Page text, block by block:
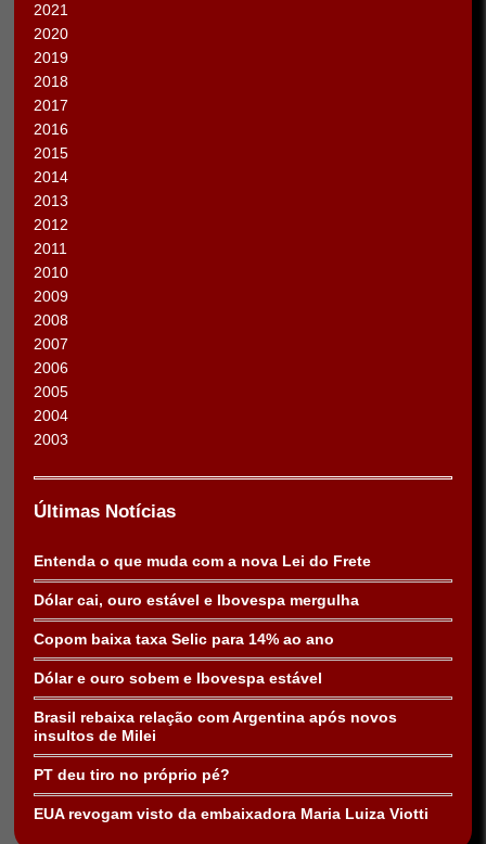
2021
2020
2019
2018
2017
2016
2015
2014
2013
2012
2011
2010
2009
2008
2007
2006
2005
2004
2003
Últimas Notícias
Entenda o que muda com a nova Lei do Frete
Dólar cai, ouro estável e Ibovespa mergulha
Copom baixa taxa Selic para 14% ao ano
Dólar e ouro sobem e Ibovespa estável
Brasil rebaixa relação com Argentina após novos
insultos de Milei
PT deu tiro no próprio pé?
EUA revogam visto da embaixadora Maria Luiza Viotti